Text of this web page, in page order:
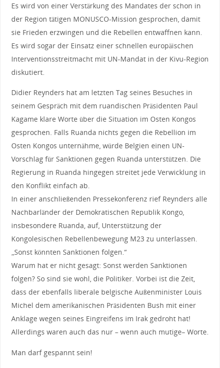
Es wird von einer Verstärkung des Mandates der schon in
der Region tätigen MONUSCO-Mission gesprochen, damit
sie Frieden erzwingen und die Rebellen entwaffnen kann.
Es wird sogar der Einsatz einer schnellen europäischen
Interventionsstreitmacht mit UN-Mandat in der Kivu-Region
diskutiert.
Didier Reynders hat am letzten Tag seines Besuches in
seinem Gespräch mit dem ruandischen Präsidenten Paul
Kagame klare Worte über die Situation im Osten Kongos
gesprochen. Falls Ruanda nichts gegen die Rebellion im
Osten Kongos unternähme, würde Belgien einen UN-
Vorschlag für Sanktionen gegen Ruanda unterstützen. Die
Regierung in Ruanda hingegen streitet jede Verwicklung in
den Konflikt einfach ab.
In einer anschließenden Pressekonferenz rief Reynders alle
Nachbarländer der Demokratischen Republik Kongo,
insbesondere Ruanda, auf, Unterstützung der
Kongolesischen Rebellenbewegung M23 zu unterlassen.
„Sonst könnten Sanktionen folgen.“
Warum hat er nicht gesagt: Sonst werden Sanktionen
folgen? So sind sie wohl, die Politiker. Vorbei ist die Zeit,
dass der ebenfalls liberale belgische Außenminister Louis
Michel dem amerikanischen Präsidenten Bush mit einer
Anklage wegen seines Eingreifens im Irak gedroht hat!
Allerdings waren auch das nur – wenn auch mutige– Worte.
Man darf gespannt sein!